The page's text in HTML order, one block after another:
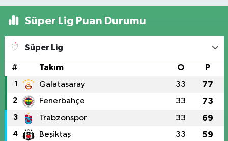
Süper Lig Puan Durumu
Süper Lig
# Takım O P
1 Galatasaray 33 77
2 Fenerbahçe 33 73
3 Trabzonspor 33 69
4 Beşiktaş 33 59